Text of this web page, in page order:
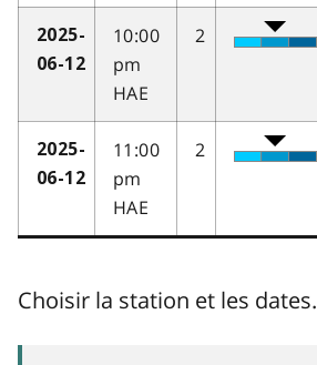
2025-
06-12
10:00
pm
HAE
2
2025-
06-12
11:00
pm
HAE
2
Choisir la station et les dates.